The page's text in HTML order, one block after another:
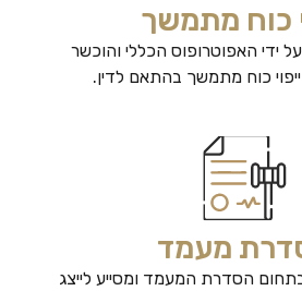
כוח מתמשך
ידי האפוטרופוס הכללי והוכשר
כוח מתמשך בהתאם לדין.
מעמד
הסדרת המעמד ומסייע לייצג